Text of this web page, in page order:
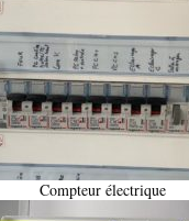
Compteur électrique